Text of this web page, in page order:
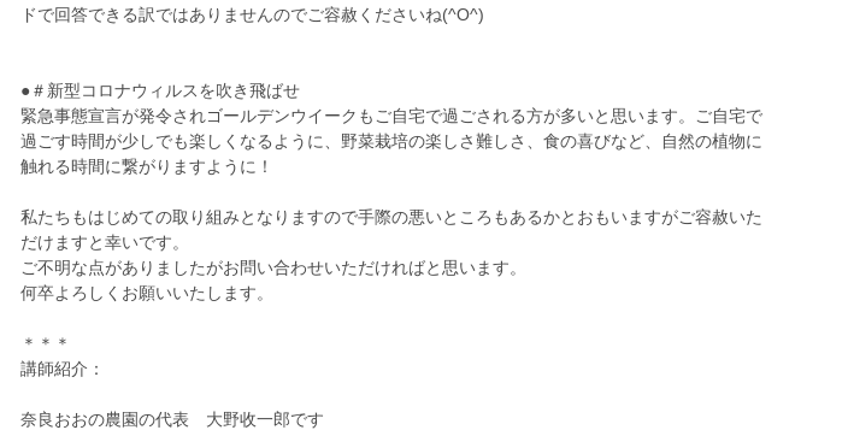
ドで回答できる訳ではありませんのでご容赦くださいね(^O^)
●＃新型コロナウィルスを吹き飛ばせ
緊急事態宣言が発令されゴールデンウイークもご自宅で過ごされる方が多いと思います。ご自宅で
過ごす時間が少しでも楽しくなるように、野菜栽培の楽しさ難しさ、食の喜びなど、自然の植物に
触れる時間に繋がりますように！
私たちもはじめての取り組みとなりますので手際の悪いところもあるかとおもいますがご容赦いた
だけますと幸いです。
ご不明な点がありましたがお問い合わせいただければと思います。
何卒よろしくお願いいたします。
＊＊＊
講師紹介：
奈良おおの農園の代表 大野收一郎です